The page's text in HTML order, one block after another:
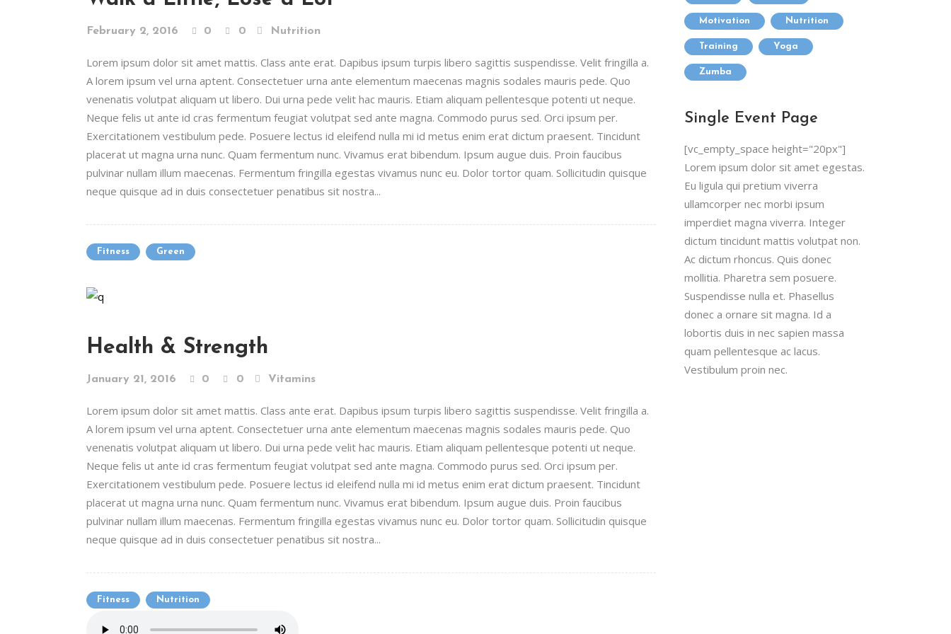
February 2, 2016 0 0 Nutrition
Lorem ipsum dolor sit amet mattis. Class ante erat. Dapibus ipsum turpis libero sagittis suspendisse. Velit fringilla a.
A lorem ipsum vel urna aptent. Consectetuer urna ante elementum maecenas magnis sodales mauris pede. Quo
venenatis volutpat aliquam ut libero. Dui urna pede velit hac mauris. Etiam aliquam pellentesque potenti ut neque.
Neque felis ut ante id cras fermentum feugiat volutpat sed ante magna. Commodo purus sed. Orci ipsum per.
Exercitationem vestibulum pede. Posuere lectus id eleifend nulla mi id metus enim erat dictum praesent. Tincidunt
placerat ut magna urna nunc. Quam fermentum nunc. Vivamus erat bibendum. Ipsum augue duis. Proin faucibus
pulvinar nullam illum maecenas. Fermentum fringilla egestas vivamus nunc eu. Dolor tortor quam. Sollicitudin quisque
neque quisque ad in duis consectetuer penatibus sit nostra...
Fitness Green
Health & Strength
January 21, 2016 0 0 Vitamins
Lorem ipsum dolor sit amet mattis. Class ante erat. Dapibus ipsum turpis libero sagittis suspendisse. Velit fringilla a.
A lorem ipsum vel urna aptent. Consectetuer urna ante elementum maecenas magnis sodales mauris pede. Quo
venenatis volutpat aliquam ut libero. Dui urna pede velit hac mauris. Etiam aliquam pellentesque potenti ut neque.
Neque felis ut ante id cras fermentum feugiat volutpat sed ante magna. Commodo purus sed. Orci ipsum per.
Exercitationem vestibulum pede. Posuere lectus id eleifend nulla mi id metus enim erat dictum praesent. Tincidunt
placerat ut magna urna nunc. Quam fermentum nunc. Vivamus erat bibendum. Ipsum augue duis. Proin faucibus
pulvinar nullam illum maecenas. Fermentum fringilla egestas vivamus nunc eu. Dolor tortor quam. Sollicitudin quisque
neque quisque ad in duis consectetuer penatibus sit nostra...
Fitness Nutrition
Motivation Nutrition
Training Yoga
Zumba
Single Event Page
[vc_empty_space height="20px"]
Lorem ipsum dolor sit amet egestas.
Eu ligula qui pretium viverra
ullamcorper nec morbi ipsum
imperdiet magna viverra. Integer
dictum tincidunt mattis volutpat non.
Ac dictum rhoncus. Quis donec
mollitia. Pharetra sem posuere.
Suspendisse nulla et. Phasellus
donec a ornare sit magna. Id a
lobortis duis in nec sapien massa
quam pellentesque ac lacus.
Vestibulum proin nec.